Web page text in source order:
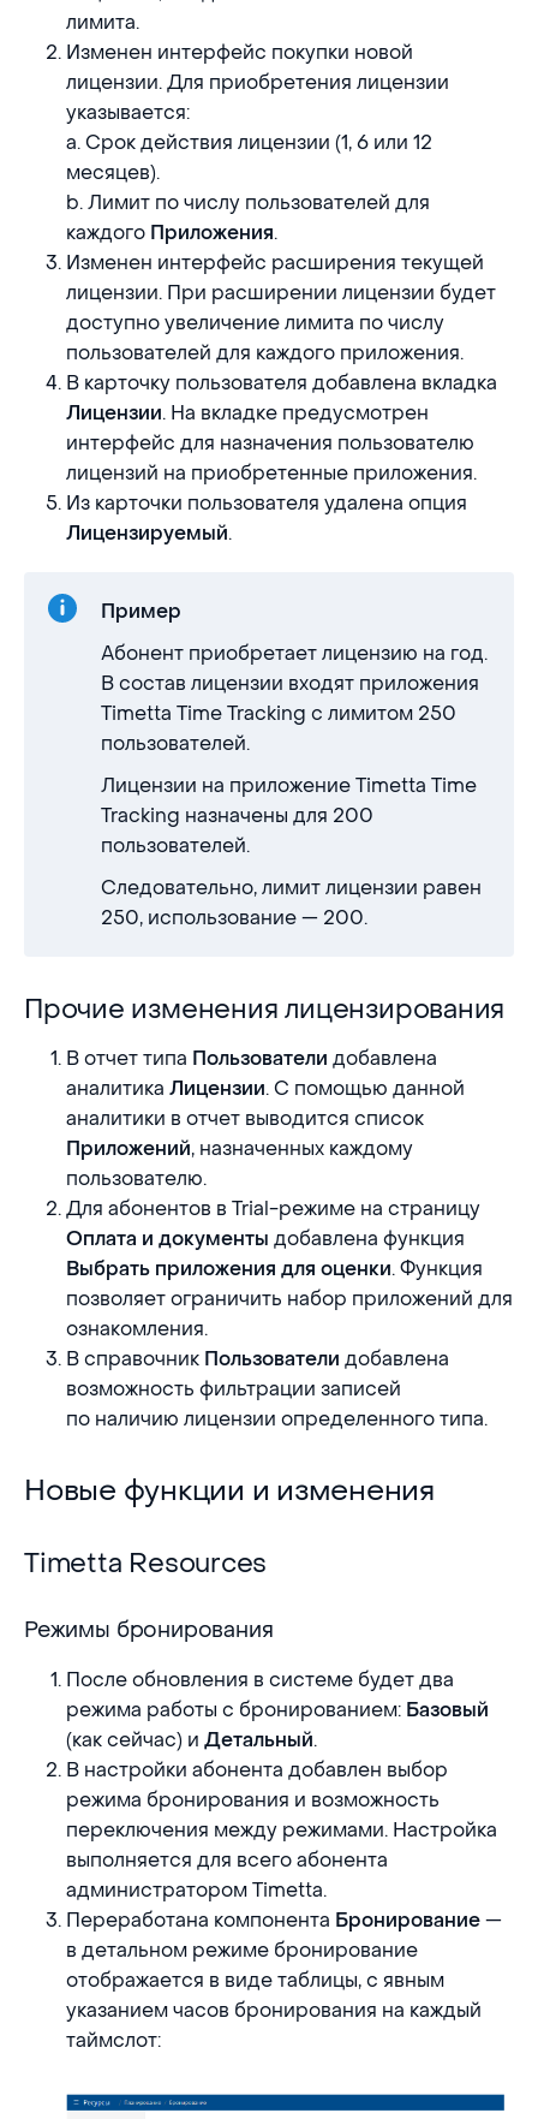
лимита.
Изменен интерфейс покупки новой
лицензии. Для приобретения лицензии
указывается:
a. Срок действия лицензии (1, 6 или 12
месяцев).
b. Лимит по числу пользователей для
каждого Приложения.
Изменен интерфейс расширения текущей
лицензии. При расширении лицензии будет
доступно увеличение лимита по числу
пользователей для каждого приложения.
В карточку пользователя добавлена вкладка
Лицензии. На вкладке предусмотрен
интерфейс для назначения пользователю
лицензий на приобретенные приложения.
Из карточки пользователя удалена опция
Лицензируемый.
Пример
Абонент приобретает лицензию на год.
В состав лицензии входят приложения
Timetta Time Tracking с лимитом 250
пользователей.
Лицензии на приложение Timetta Time
Tracking назначены для 200
пользователей.
Следовательно, лимит лицензии равен
250, использование — 200.
Прочие изменения лицензирования
Прочие изменения лицензирования
В отчет типа Пользователи добавлена
аналитикаЛицензии. С помощью данной
аналитики в отчет выводится список
Приложений, назначенных каждому
пользователю.
Для абонентов в Trial-режиме на страницу
Оплата и документы добавлена функция
Выбрать приложения для оценки. Функция
позволяет ограничить набор приложений для
ознакомления.
В справочник Пользователи добавлена
возможность фильтрации записей
по наличию лицензии определенного типа.
Новые функции и изменения
Новые функции и изменения
Timetta Resources
Timetta Resources
Режимы бронирования
Режимы бронирования
После обновления в системе будет два
режима работы с бронированием: Базовый
(как сейчас) иДетальный.
В настройки абонента добавлен выбор
режима бронирования и возможность
переключения между режимами. Настройка
выполняется для всего абонента
администратором Timetta.
Переработана компонента Бронирование —
в детальном режиме бронирование
отображается в виде таблицы, с явным
указанием часов бронирования на каждый
таймслот: